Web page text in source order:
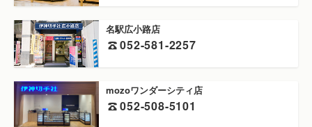
名駅広小路店
052-581-2257
mozoワンダーシティ店
052-508-5101